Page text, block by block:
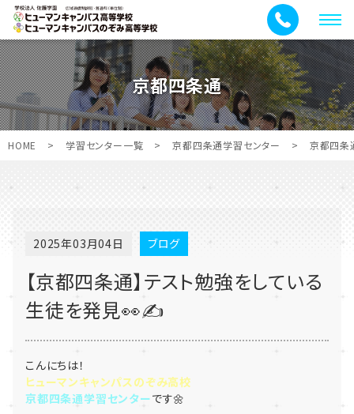
メ
ニ
ュ
ー
京都四条通
HOME > 学習センター一覧 > 京都四条通学習センター > 京都四条
2025年03月04日 ブログ
【京都四条通】テスト勉強をしている
生徒を発見👀✍
こんにちは！
ヒューマンキャンパスのぞみ高校
京都四条通学習センターです🌼